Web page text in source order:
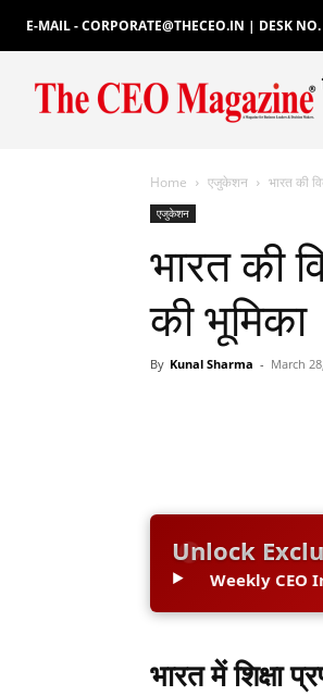
E-MAIL - CORPORATE@THECEO.IN | DESK
Home एजुकेशन भारत की
एजुकेशन
भारत की
की भूमिका
By Kunal Sharma - March
Unlock
Weekly CEO
भारत में शिक्षा